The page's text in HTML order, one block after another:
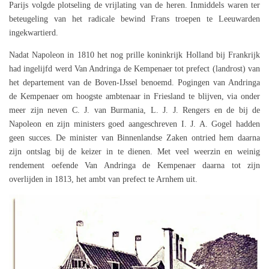
Parijs volgde plotseling de vrijlating van de heren. Inmiddels waren ter
beteugeling van het radicale bewind Frans troepen te Leeuwarden
ingekwartierd.
Nadat Napoleon in 1810 het nog prille koninkrijk Holland bij Frankrijk
had ingelijfd werd Van Andringa de Kempenaer tot prefect (landrost) van
het departement van de Boven-IJssel benoemd. Pogingen van Andringa
de Kempenaer om hoogste ambtenaar in Friesland te blijven, via onder
meer zijn neven C. J. van Burmania, L. J. J. Rengers en de bij de
Napoleon en zijn ministers goed aangeschreven I. J. A. Gogel hadden
geen succes. De minister van Binnenlandse Zaken ontried hem daarna
zijn ontslag bij de keizer in te dienen. Met veel weerzin en weinig
rendement oefende Van Andringa de Kempenaer daarna tot zijn
overlijden in 1813, het ambt van prefect te Arnhem uit.